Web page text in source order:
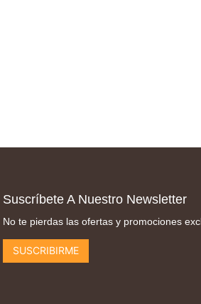
Suscríbete A Nuestro Newsletter
No te pierdas las ofertas y promociones
SUSCRIBIRME